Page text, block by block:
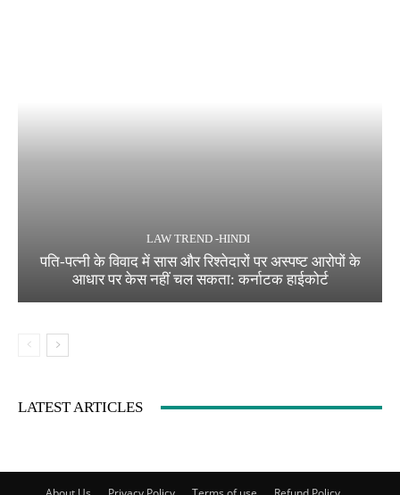
LAW TREND -HINDI
पति-पत्नी के विवाद में सास और रिश्तेदारों पर अस्पष्ट आरोपों के
आधार पर केस नहीं चल सकता: कर्नाटक हाईकोर्ट
LATEST ARTICLES